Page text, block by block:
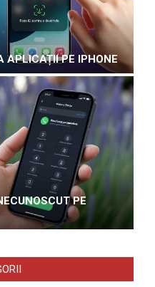
APLICAȚII PE IPHONE
PE